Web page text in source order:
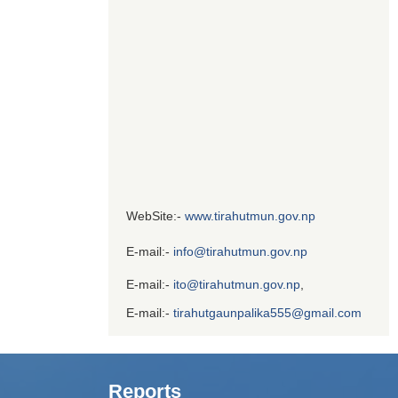
WebSite:- www.tirahutmun.gov.np
E-mail:- info@tirahutmun.gov.np
E-mail:- ito@tirahutmun.gov.np,
E-mail:- tirahutgaunpalika555@gmail.com
Reports